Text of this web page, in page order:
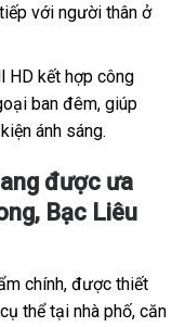
với người thân ở
kết hợp công
ban đêm, giúp
ánh sáng.
được ưa
Bạc Liêu
chính, được thiết
thể tại nhà phố, căn